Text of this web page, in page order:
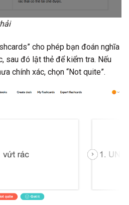
cho phép bạn đoán nghĩa
sau đó lật thẻ để kiểm tra. Nếu
chính xác, chọn “Not quite”.